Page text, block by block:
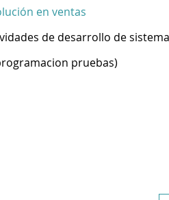
en ventas
de desarrollo de
pruebas)